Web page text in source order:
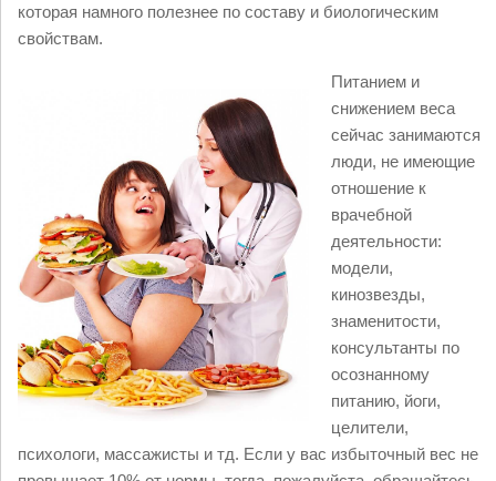
которая намного полезнее по составу и биологическим
свойствам.
Питанием и
снижением веса
сейчас занимаются
люди, не имеющие
отношение к
врачебной
деятельности:
модели,
кинозвезды,
знаменитости,
консультанты по
осознанному
питанию, йоги,
целители,
психологи, массажисты и тд. Если у вас избыточный вес не